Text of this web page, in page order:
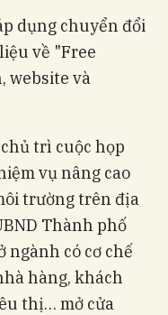
dụng chuyển đổi
về "Free
website và
trì cuộc họp
vụ nâng cao
trường trên địa
Thành phố
ngành có cơ chế
hàng, khách
thị… mở cửa